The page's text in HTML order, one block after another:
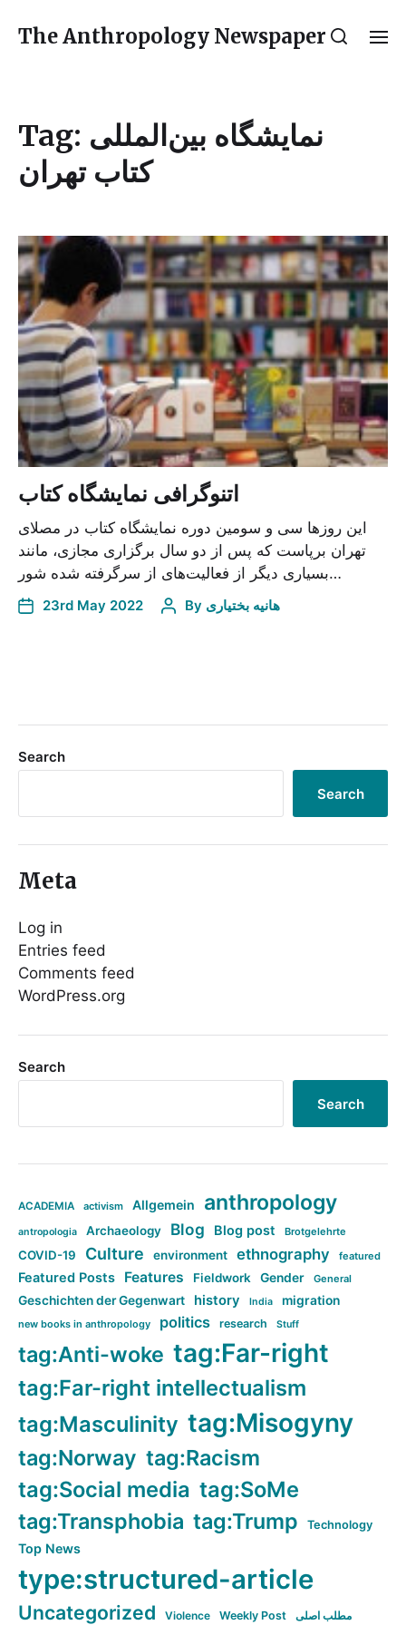
The Anthropology Newspaper
Tag: نمایشگاه بین‌المللی
کتاب تهران
اتنوگرافی نمایشگاه کتاب
این روزها سی و سومین دوره نمایشگاه کتاب در مصلای
تهران برپاست که پس از دو سال برگزاری مجازی، مانند
بسیاری دیگر از فعالیت‌های از سرگرفته شده شور…
23rd May 2022 By هانیه بختیاری
Search
Search
Meta
Log in
Entries feed
Comments feed
WordPress.org
Search
Search
ACADEMIA activism Allgemein anthropology
antropologia Archaeology Blog Blog post Brotgelehrte
COVID-19 Culture environment ethnography featured
Featured Posts Features Fieldwork Gender General
Geschichten der Gegenwart history India migration
new books in anthropology politics research Stuff
tag:Anti-woke tag:Far-right
tag:Far-right intellectualism
tag:Masculinity tag:Misogyny
tag:Norway tag:Racism
tag:Social media tag:SoMe
tag:Transphobia tag:Trump Technology
Top News
type:structured-article
Uncategorized Violence Weekly Post مطلب اصلی